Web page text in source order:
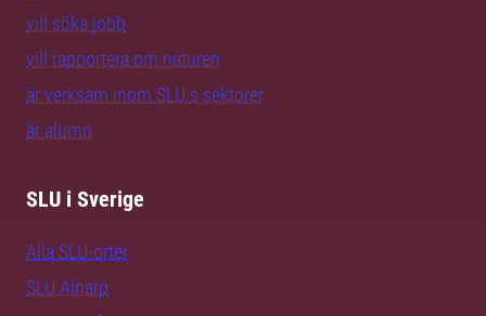
vill söka jobb
vill rapportera om naturen
är verksam inom SLU:s sektorer
är alumn
SLU i Sverige
Alla SLU-orter
SLU Alnarp